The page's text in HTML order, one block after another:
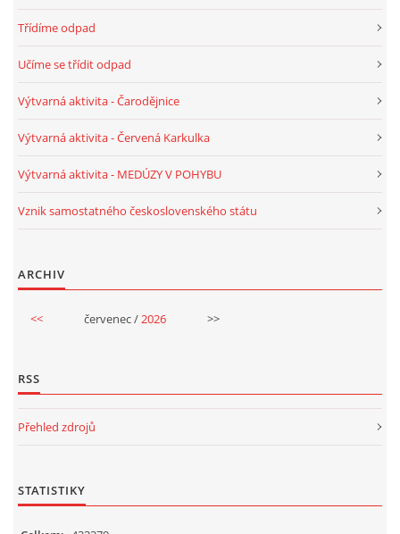
STÁTNÍ SVÁTKY
20.10. DEN STROMŮ
HALLOWEEN
SVATÝ MARTIN
MASOPUST
Třídíme odpad
Učíme se třídit odpad
Výtvarná aktivita - Čarodějnice
Výtvarná aktivita - Červená Karkulka
Výtvarná aktivita - MEDÚZY V POHYBU
Vznik samostatného československého státu
ARCHIV
<< červenec /2026 >>
RSS
Přehled zdrojů
STATISTIKY